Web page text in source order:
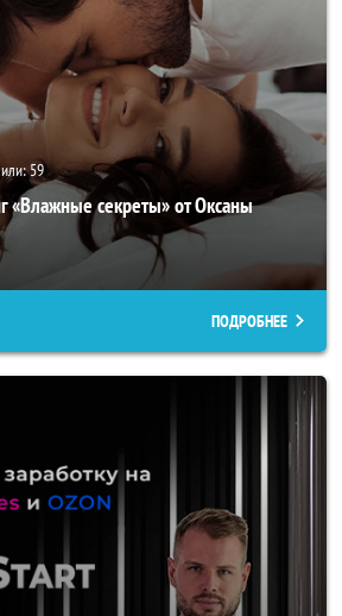
59
«Влажные секреты» от Оксаны
ПОДРОБНЕЕ